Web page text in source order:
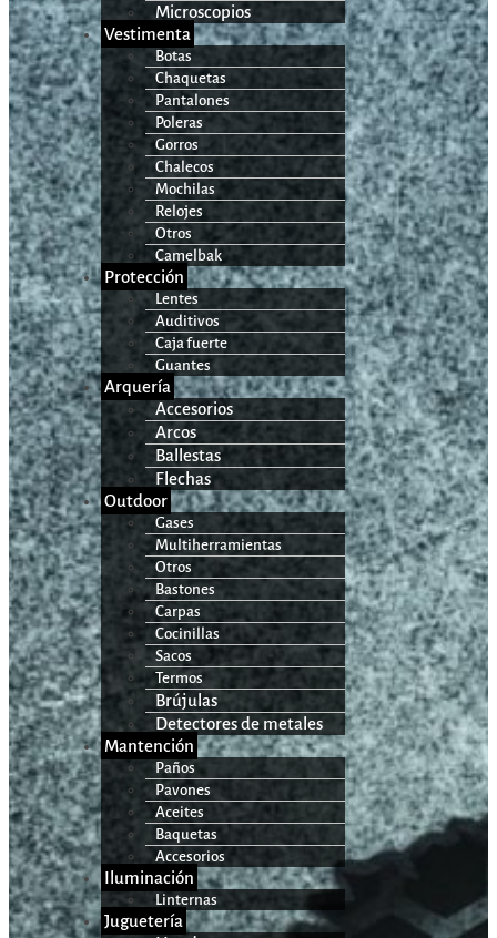
Microscopios
Vestimenta
Botas
Chaquetas
Pantalones
Poleras
Gorros
Chalecos
Mochilas
Relojes
Otros
Camelbak
Protección
Lentes
Auditivos
Caja fuerte
Guantes
Arquería
Accesorios
Arcos
Ballestas
Flechas
Outdoor
Gases
Multiherramientas
Otros
Bastones
Carpas
Cocinillas
Sacos
Termos
Brújulas
Detectores de metales
Mantención
Paños
Pavones
Aceites
Baquetas
Accesorios
Iluminación
Linternas
Juguetería